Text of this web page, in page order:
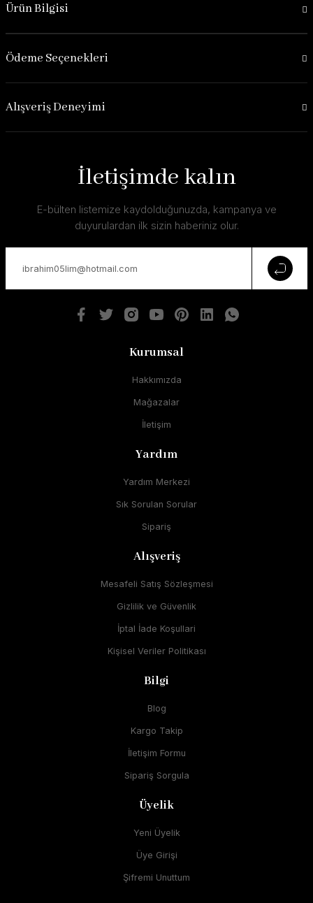
Ürün Bilgisi
Ödeme Seçenekleri
Alışveriş Deneyimi
İletişimde kalın
E-bülten listemize kaydolduğunuzda, kampanya ve
duyurulardan ilk sizin haberiniz olur.
Kurumsal
Hakkımızda
Mağazalar
İletişim
Yardım
Yardım Merkezi
Sık Sorulan Sorular
Sipariş
Alışveriş
Mesafeli Satış Sözleşmesi
Gizlilik ve Güvenlik
İptal İade Koşullari
Kişisel Veriler Politikası
Bilgi
Blog
Kargo Takip
İletişim Formu
Sipariş Sorgula
Üyelik
Yeni Üyelik
Üye Girişi
Şifremi Unuttum